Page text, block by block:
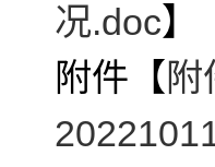
况.doc】
附件【